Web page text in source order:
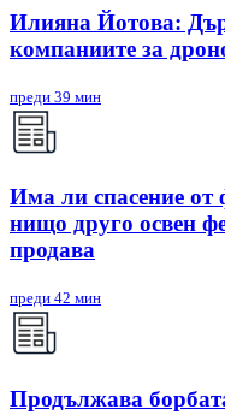
Илияна Йотова:
компаниите за
преди 39 мин
Има ли спасение
нищо друго освен
продава
преди 42 мин
Продължава